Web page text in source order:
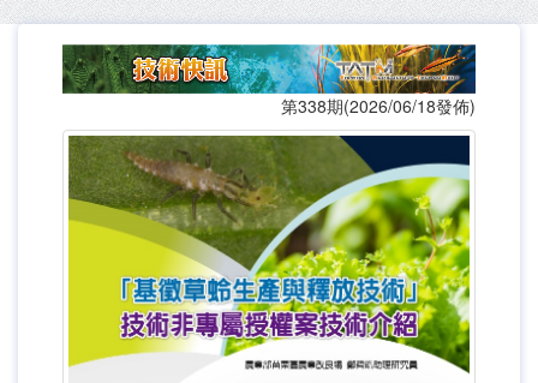
第338期(2026/06/18發佈)